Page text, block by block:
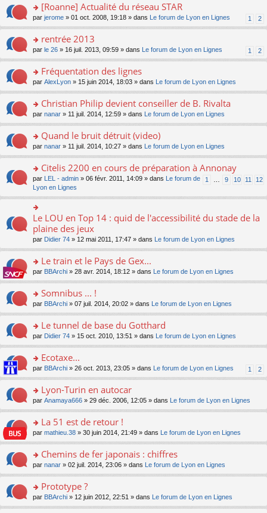
ré
e
nt
le
pl
u
s
ré
nt
n
o
n
le
pl
u
s
ré
nt
a
g
e
n
o
le
pl
u
s
c
e
nt
er
le
m
e
s
g
e
n
o
lu
pl
u
s
c
e
nt
o
n
ult
er
le
m
e
a
g
e
n
n
le
pl
s
ré
c
e
nt
[Roanne] Actualité du réseau STAR
1 2
par jerome » 01 oct. 2008, 19:18 » dans Le forum de Lyon en Lignes
o
n
ult
er
le
m
e
a
g
e
n
n
lu
pl
u
s
ré
nt
rentrée 2013
1 2
par le 26 » 16 juil. 2013, 09:59 » dans Le forum de Lyon en Lignes
o
n
ult
er
le
m
e
a
g
e
n
o
n
le
pl
u
s
ré
nt
Fréquentation des lignes
par AlexLyon » 15 juin 2014, 18:03 » dans Le forum de Lyon en Lignes
o
n
ult
er
le
m
e
s
a
e
n
o
n
le
pl
u
s
ré
nt
Christian Philip devient conseiller de B. Rivalta
par nanar » 11 juil. 2014, 12:59 » dans Le forum de Lyon en Lignes
o
n
ult
er
le
m
e
s
a
g
n
o
n
le
pl
u
s
ré
nt
Quand le bruit détruit (video)
par nanar » 11 juil. 2014, 10:27 » dans Le forum de Lyon en Lignes
o
s
ult
er
le
m
e
s
s
g
n
o
n
le
pl
u
s
ré
nt
Citelis 2200 en cours de préparation à Annonay
1 9 10 11 12
par LEL - admin » 06 févr. 2011, 14:09 » dans
Le forum de
Lyon en Lignes
n
s
ult
er
le
m
e
s
a
g
e
n
lu
le
pl
u
ré
c
e
nt
Le LOU en Top 14 : quid de l'accessibilité du stade de la
plaine des jeux
par Didier 74 » 12 mai 2011, 17:47 » dans Le forum de Lyon en Lignes
o
n
ult
er
le
m
e
a
g
e
n
n
le
pl
u
ré
c
e
nt
Le train et le Pays de Gex...
par BBArchi » 28 avr. 2014, 18:12 » dans Le forum de Lyon en Lignes
o
n
ult
er
le
m
e
a
g
e
n
n
le
pl
u
ré
c
e
Somnibus ... !
par BBArchi » 07 juil. 2014, 20:02 » dans Le forum de Lyon en Lignes
o
n
ult
er
le
m
e
a
g
e
n
n
le
pl
u
Le tunnel de base du Gotthard
par Didier 74 » 15 oct. 2010, 13:51 » dans Le forum de Lyon en Lignes
o
n
ult
er
le
m
e
a
g
e
n
n
Ecotaxe...
1 2
par BBArchi » 26 oct. 2013, 23:05 » dans Le forum de Lyon en Lignes
o
n
ult
er
le
m
e
a
g
e
Lyon-Turin en autocar
par Anamaya666 » 29 déc. 2006, 12:05 » dans Le forum de Lyon en Lignes
o
n
ult
er
le
m
e
La 51 est de retour !
par mathieu.38 » 30 juin 2014, 21:49 » dans Le forum de Lyon en Lignes
o
n
ult
er
le
Chemins de fer japonais : chiffres
par nanar » 02 juil. 2014, 23:06 » dans Le forum de Lyon en Lignes
o
n
Prototype ?
par BBArchi » 12 juin 2012, 22:51 » dans Le forum de Lyon en Lignes